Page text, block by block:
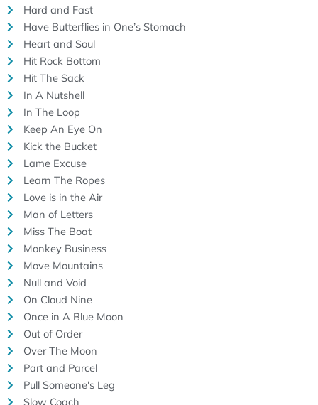
Hard and Fast
Have Butterflies in One’s Stomach
Heart and Soul
Hit Rock Bottom
Hit The Sack
In A Nutshell
In The Loop
Keep An Eye On
Kick the Bucket
Lame Excuse
Learn The Ropes
Love is in the Air
Man of Letters
Miss The Boat
Monkey Business
Move Mountains
Null and Void
On Cloud Nine
Once in A Blue Moon
Out of Order
Over The Moon
Part and Parcel
Pull Someone's Leg
Slow Coach